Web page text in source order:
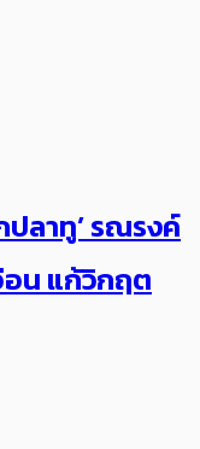
ปลาทู’ รณรงค์
น แก้วิกฤต